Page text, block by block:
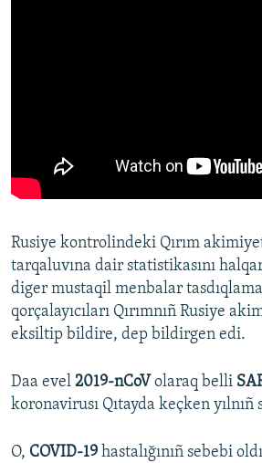
Rusiye kontrolindeki Qırım
tarqaluvına dair statistikasını
diger mustaqil menbalar
qorçalayıcıları Qırımnıñ Rusiye
eksiltip bildire, dep bildirgen edi.
Daa evel 2019-nCoV olaraq belli
koronavirusı Qıtayda keçken
O, COVID-19 hastalığınıñ sebebi